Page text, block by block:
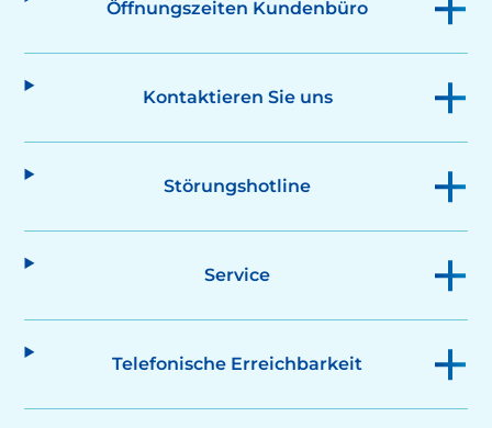
Öffnungszeiten Kundenbüro
Kontaktieren Sie uns
Störungshotline
Service
Telefonische Erreichbarkeit